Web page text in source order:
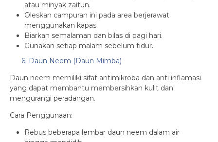
atau minyak zaitun.
Oleskan campuran ini pada area berjerawat
menggunakan kapas.
Biarkan semalaman dan bilas di pagi hari.
Gunakan setiap malam sebelum tidur.
6. Daun Neem (Daun Mimba)
Daun neem memiliki sifat antimikroba dan anti inflamasi
yang dapat membantu membersihkan kulit dan
mengurangi peradangan.
Cara Penggunaan:
Rebus beberapa lembar daun neem dalam air